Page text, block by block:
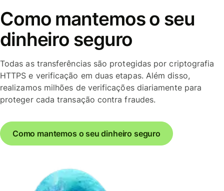
Como mantemos o seu
dinheiro seguro
Todas as transferências são protegidas por criptografia
HTTPS e verificação em duas etapas. Além disso,
realizamos milhões de verificações diariamente para
proteger cada transação contra fraudes.
Como mantemos o seu dinheiro seguro